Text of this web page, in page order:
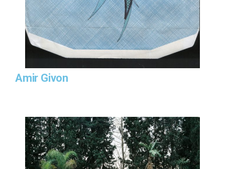
Amir Givon